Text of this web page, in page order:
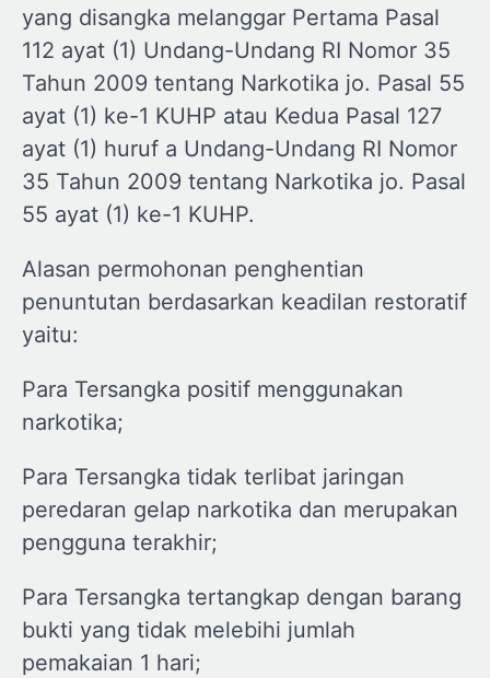
yang disangka melanggar Pertama Pasal
112 ayat (1) Undang-Undang RI Nomor 35
Tahun 2009 tentang Narkotika jo. Pasal 55
ayat (1) ke-1 KUHP atau Kedua Pasal 127
ayat (1) huruf a Undang-Undang RI Nomor
35 Tahun 2009 tentang Narkotika jo. Pasal
55 ayat (1) ke-1 KUHP.
Alasan permohonan penghentian
penuntutan berdasarkan keadilan restoratif
yaitu:
Para Tersangka positif menggunakan
narkotika;
Para Tersangka tidak terlibat jaringan
peredaran gelap narkotika dan merupakan
pengguna terakhir;
Para Tersangka tertangkap dengan barang
bukti yang tidak melebihi jumlah
pemakaian 1 hari;